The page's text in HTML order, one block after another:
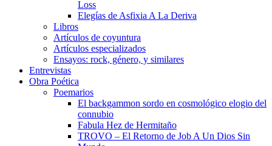
Loss
Elegías de Asfixia A La Deriva
Libros
Artículos de coyuntura
Artículos especializados
Ensayos: rock, género, y similares
Entrevistas
Obra Poética
Poemarios
El backgammon sordo en cosmológico elogio del
connubio
Fabula Hez de Hermitaño
TROVO – El Retorno de Job A Un Dios Sin